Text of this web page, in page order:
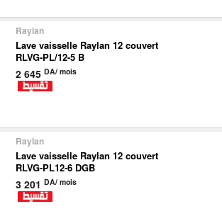
Raylan
Lave vaisselle Raylan 12 couvert
RLVG-PL/12-5 B
2 645 DA/ mois
Raylan
Lave vaisselle Raylan 12 couvert
RLVG-PL12-6 DGB
3 201 DA/ mois